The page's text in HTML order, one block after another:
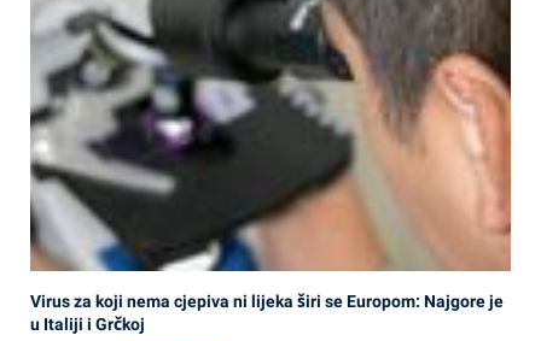
Virus za koji nema cjepiva ni lijeka širi se Europom: Najgore je
u Italiji i Grčkoj